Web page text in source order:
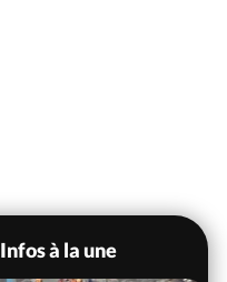
Infos à la une